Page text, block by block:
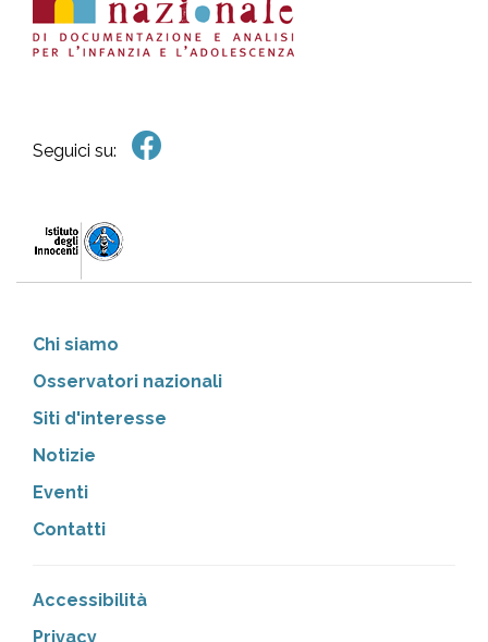
Seguici su:
Chi siamo
Osservatori nazionali
Siti d'interesse
Notizie
Eventi
Contatti
Accessibilità
Privacy